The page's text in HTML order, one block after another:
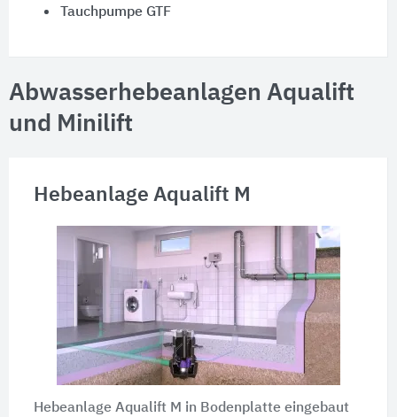
Tauchpumpe GTF
Abwasserhebeanlagen Aqualift
und Minilift
Hebeanlage Aqualift M
Hebeanlage Aqualift M in Bodenplatte eingebaut